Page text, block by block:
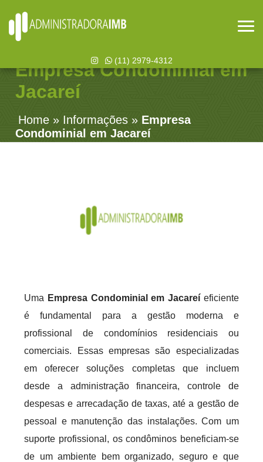
(11) 2979-4312
Empresa Condominial em
Jacareí
Home » Informações » Empresa
Condominial em Jacareí
Uma Empresa Condominial em Jacareí eficiente
é fundamental para a gestão moderna e
profissional de condomínios residenciais ou
comerciais. Essas empresas são especializadas
em oferecer soluções completas que incluem
desde a administração financeira, controle de
despesas e arrecadação de taxas, até a gestão de
pessoal e manutenção das instalações. Com um
suporte profissional, os condôminos beneficiam-se
de um ambiente bem organizado, seguro e que